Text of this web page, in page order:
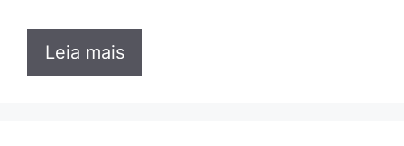
Leia mais